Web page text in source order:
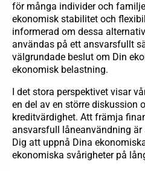
för många individer och
ekonomisk stabilitet och
informerad om dessa
användas på ett ansvarsfullt
välgrundade beslut om Din
ekonomisk belastning.
I det stora perspektivet visar
en del av en större diskussion
kreditvärdighet. Att främja
ansvarsfull låneanvändning
Dig att uppnå Dina
ekonomiska svårigheter på